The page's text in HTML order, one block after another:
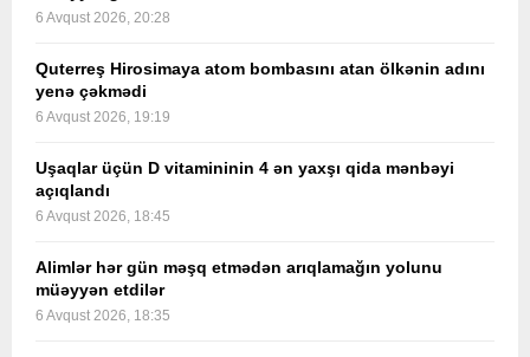
6 Avqust 2026, 20:28
Quterreş Hirosimaya atom bombasını atan ölkənin adını
yenə çəkmədi
6 Avqust 2026, 19:19
Uşaqlar üçün D vitamininin 4 ən yaxşı qida mənbəyi
açıqlandı
6 Avqust 2026, 18:45
Alimlər hər gün məşq etmədən arıqlamağın yolunu
müəyyən etdilər
6 Avqust 2026, 18:35